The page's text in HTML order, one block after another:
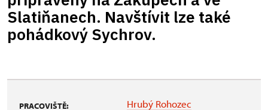
Slatiňanech. Navštívit lze také
pohádkový Sychrov.
PRACOVIŠTĚ: Hrubý Rohozec